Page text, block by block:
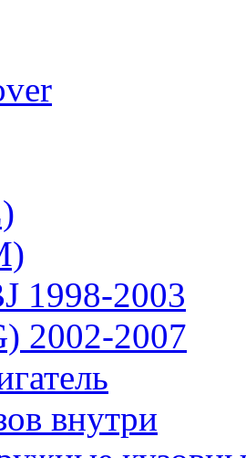
1998-2003
2002-2007
внутри